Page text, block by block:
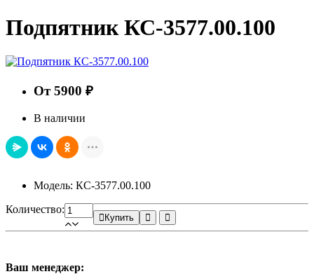
Подпятник КС-3577.00.100
От 5900 ₽
В наличии
Модель: КС-3577.00.100
Количество:
Купить
Ваш менеджер: